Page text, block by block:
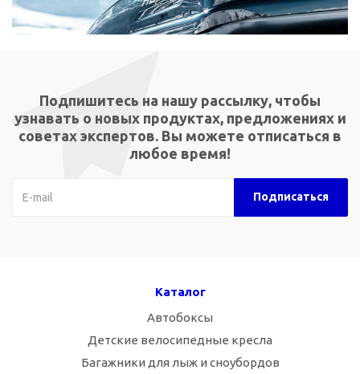
Подпишитесь на нашу рассылку, чтобы
узнавать о новых продуктах, предложениях и
советах экспертов. Вы можете отписаться в
любое время!
Каталог
Автобоксы
Детские велосипедные кресла
Багажники для лыж и сноубордов